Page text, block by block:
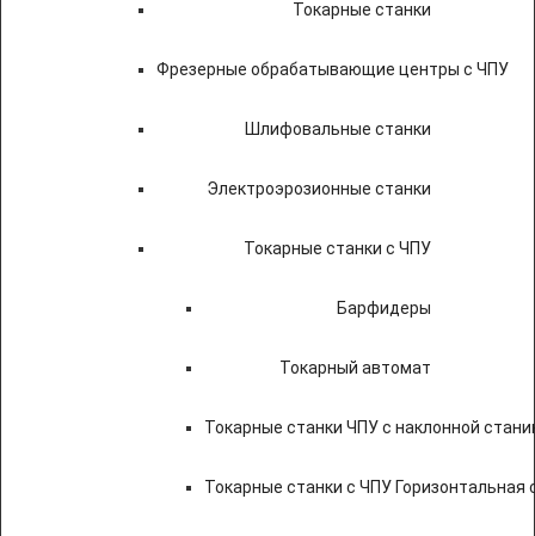
Токарные станки
Фрезерные обрабатывающие центры с ЧПУ
Шлифовальные станки
Электроэрозионные станки
Токарные станки с ЧПУ
Барфидеры
Токарный автомат
Токарные станки ЧПУ c наклонной
Токарные станки с ЧПУ Горизонтальная